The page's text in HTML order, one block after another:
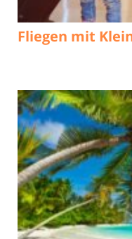
Fliegen mit